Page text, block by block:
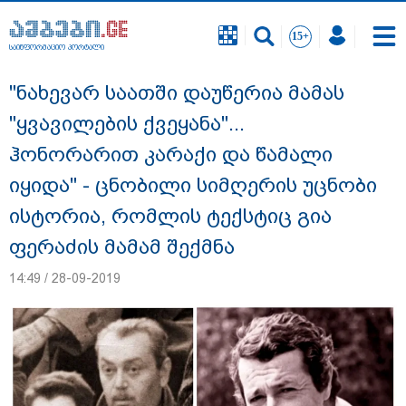
საინფორმაციო პორტალი
18 წელი აგვისტოს ომიდან - ტრაგიკული
მოვლენების ქრონოლოგია, რომელიც
შესაძლოა, აღარ გვახსოვს
საინფორმაციო პორტალი
"ნახევარ საათში დაუწერია მამას
"ყვავილების ქვეყანა"...
ჰონორარით კარაქი და წამალი
იყიდა" - ცნობილი სიმღერის უცნობი
ისტორია, რომლის ტექსტიც გია
ფერაძის მამამ შექმნა
14:49 / 28-09-2019